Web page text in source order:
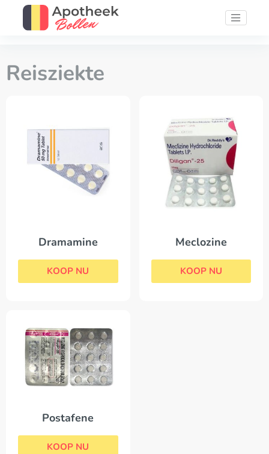
Reisziekte
Dramamine
KOOP NU
Meclozine
KOOP NU
Postafene
KOOP NU